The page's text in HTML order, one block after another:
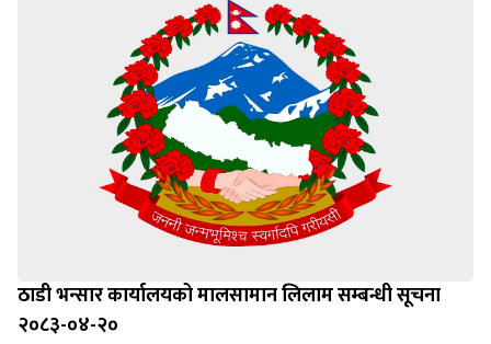
ठाडी भन्सार कार्यालयको मालसामान लिलाम सम्बन्धी सूचना
२०८३-०४-२०